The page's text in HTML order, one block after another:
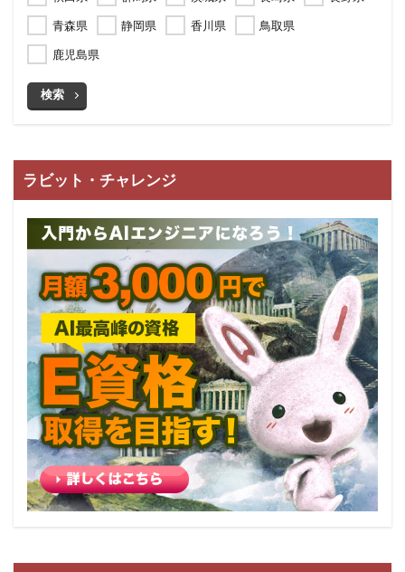
青森県
静岡県 香川県
鳥取県
鹿児島県
検索
ラビット・チャレンジ